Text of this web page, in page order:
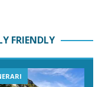
FRIENDLY